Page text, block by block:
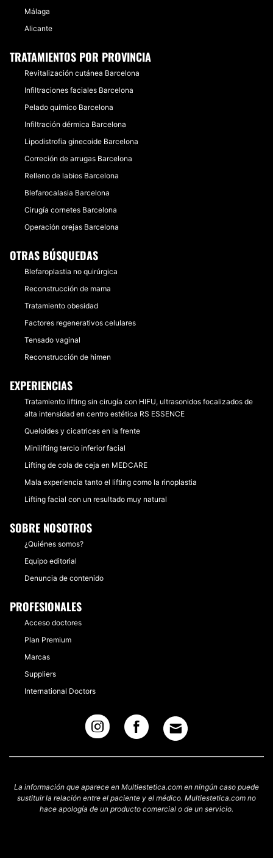
Málaga
Alicante
TRATAMIENTOS POR PROVINCIA
Revitalización cutánea Barcelona
Infiltraciones faciales Barcelona
Pelado químico Barcelona
Infiltración dérmica Barcelona
Lipodistrofia ginecoide Barcelona
Correción de arrugas Barcelona
Relleno de labios Barcelona
Blefarocalasia Barcelona
Cirugía cornetes Barcelona
Operación orejas Barcelona
OTRAS BÚSQUEDAS
Blefaroplastia no quirúrgica
Reconstrucción de mama
Tratamiento obesidad
Factores regenerativos celulares
Tensado vaginal
Reconstrucción de himen
EXPERIENCIAS
Tratamiento lifting sin cirugía con HIFU, ultrasonidos focalizados de
alta intensidad en centro estética RS ESSENCE
Queloides y cicatrices en la frente
Minilifting tercio inferior facial
Lifting de cola de ceja en MEDCARE
Mala experiencia tanto el lifting como la rinoplastia
Lifting facial con un resultado muy natural
SOBRE NOSOTROS
¿Quiénes somos?
Equipo editorial
Denuncia de contenido
PROFESIONALES
Acceso doctores
Plan Premium
Marcas
Suppliers
International Doctors
La información que aparece en Multiestetica.com en ningún caso puede
sustituir la relación entre el paciente y el médico. Multiestetica.com no
hace apología de un producto comercial o de un servicio.